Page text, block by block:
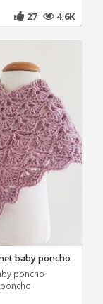
27 4.6K
baby poncho
poncho